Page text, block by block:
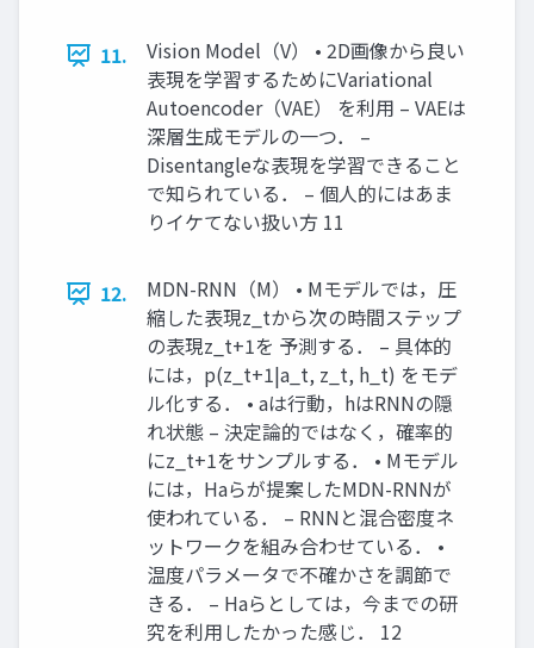
11.
Vision Model（V） • 2D画像から良い
表現を学習するためにVariational
Autoencoder（VAE） を利用 – VAEは
深層生成モデルの一つ． –
Disentangleな表現を学習できること
で知られている． – 個人的にはあま
りイケてない扱い方 11
12.
MDN-RNN（M） • Mモデルでは，圧
縮した表現z_tから次の時間ステップ
の表現z_t+1を 予測する． – 具体的
には，p(z_t+1|a_t, z_t, h_t) をモデ
ル化する． • aは行動，hはRNNの隠
れ状態 – 決定論的ではなく，確率的
にz_t+1をサンプルする． • Mモデル
には，Haらが提案したMDN-RNNが
使われている． – RNNと混合密度ネ
ットワークを組み合わせている． •
温度パラメータで不確かさを調節で
きる． – Haらとしては，今までの研
究を利用したかった感じ． 12